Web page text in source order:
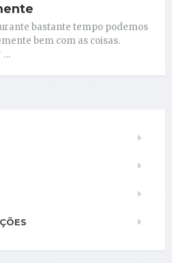
bastante tempo podemos
bem com as coisas.
…